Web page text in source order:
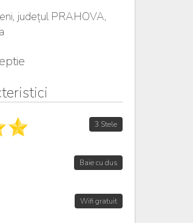
județul PRAHOVA,
3 Stele
Baie cu dus
Wifi gratuit